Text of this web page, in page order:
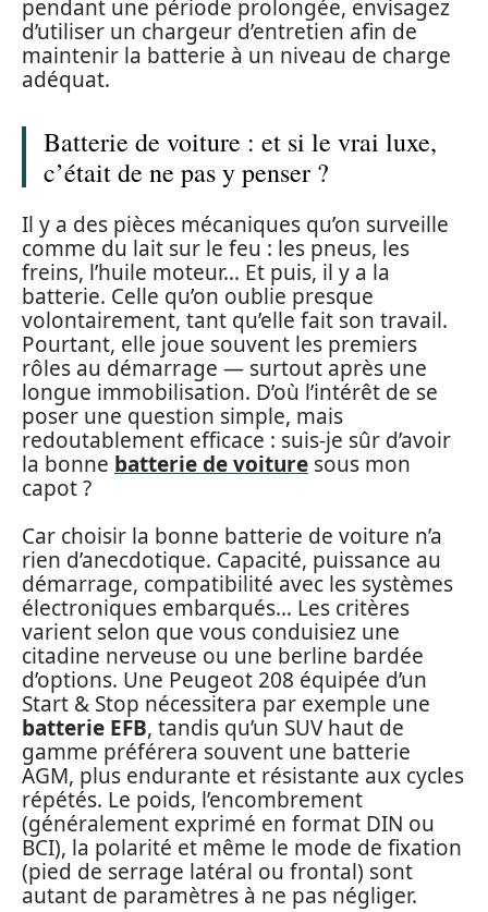
pendant une période prolongée, envisagez
d’utiliser un chargeur d’entretien afin de
maintenir la batterie à un niveau de charge
adéquat.
Batterie de voiture : et si le vrai luxe,
c’était de ne pas y penser ?
Il y a des pièces mécaniques qu’on surveille
comme du lait sur le feu : les pneus, les
freins, l’huile moteur… Et puis, il y a la
batterie. Celle qu’on oublie presque
volontairement, tant qu’elle fait son travail.
Pourtant, elle joue souvent les premiers
rôles au démarrage — surtout après une
longue immobilisation. D’où l’intérêt de se
poser une question simple, mais
redoutablement efficace : suis-je sûr d’avoir
la bonne batterie de voiture sous mon
capot ?
Car choisir la bonne batterie de voiture n’a
rien d’anecdotique. Capacité, puissance au
démarrage, compatibilité avec les systèmes
électroniques embarqués… Les critères
varient selon que vous conduisiez une
citadine nerveuse ou une berline bardée
d’options. Une Peugeot 208 équipée d’un
Start & Stop nécessitera par exemple une
batterie EFB, tandis qu’un SUV haut de
gamme préférera souvent une batterie
AGM, plus endurante et résistante aux cycles
répétés. Le poids, l’encombrement
(généralement exprimé en format DIN ou
BCI), la polarité et même le mode de fixation
(pied de serrage latéral ou frontal) sont
autant de paramètres à ne pas négliger.